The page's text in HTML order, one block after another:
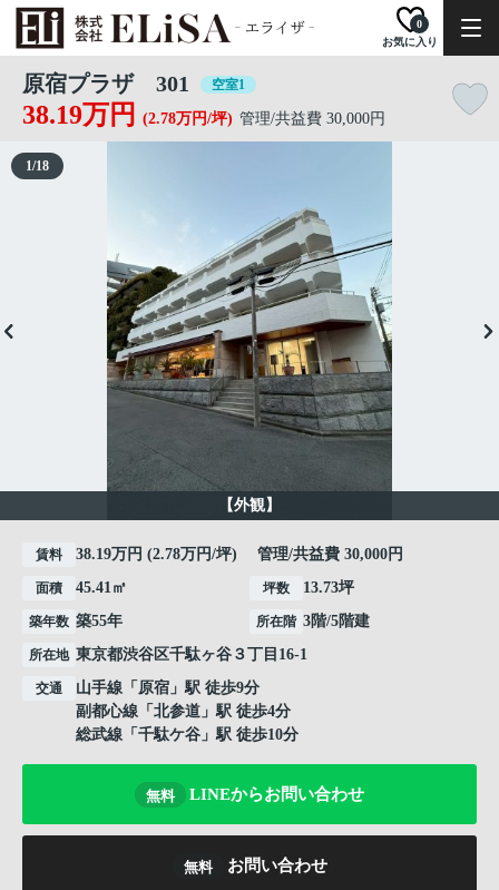
お気に入り
0
原宿プラザ 301 空室1
38.19万円 (2.78万円/坪) 管理/共益費 30,000円
【外観】
1/18
賃料 38.19万円 (2.78万円/坪) 管理/共益費 30,000円
面積 45.41㎡ 坪数 13.73坪
築年数 築55年 所在階 3階/5階建
所在地 東京都渋谷区千駄ヶ谷 ３丁目16-1
交通 山手線 「 原宿 」駅 徒歩9分
副都心線 「 北参道 」駅 徒歩4分
総武線 「 千駄ケ谷 」駅 徒歩10分
無料 LINEからお問い合わせ
無料 お問い合わせ